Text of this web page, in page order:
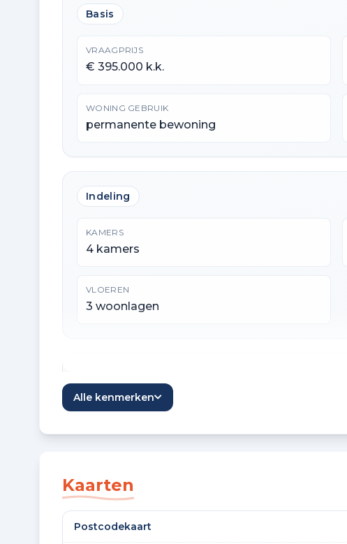
Basis
VRAAGPRIJS
€ 395.000 k.k.
WONING GEBRUIK
permanente bewoning
Indeling
KAMERS
4 kamers
VLOEREN
3 woonlagen
WOONOPPERVLAKTE
6 m²
Alle kenmerken
Kaarten
Postcodekaart